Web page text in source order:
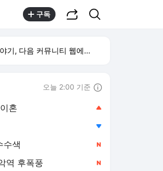
구독
, 다음 커뮤니티 웹에서 보기
오늘 2:00 기준
혼
역 후폭풍